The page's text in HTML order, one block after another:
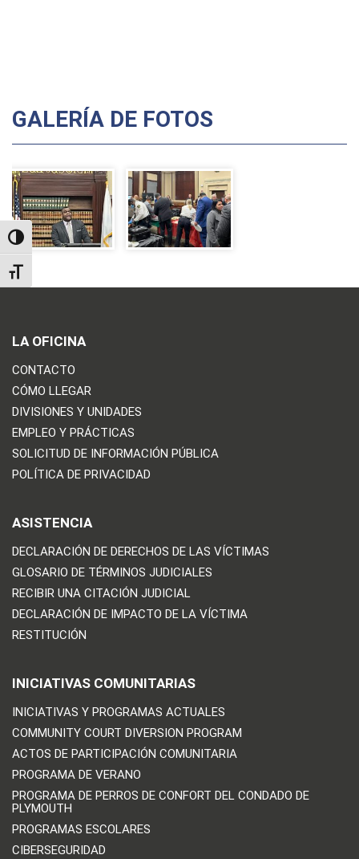
TOGGLE HIGH CONTRAST
TOGGLE FONT SIZE
GALERÍA DE FOTOS
LA OFICINA
CONTACTO
CÓMO LLEGAR
DIVISIONES Y UNIDADES
EMPLEO Y PRÁCTICAS
SOLICITUD DE INFORMACIÓN PÚBLICA
POLÍTICA DE PRIVACIDAD
ASISTENCIA
DECLARACIÓN DE DERECHOS DE LAS VÍCTIMAS
GLOSARIO DE TÉRMINOS JUDICIALES
RECIBIR UNA CITACIÓN JUDICIAL
DECLARACIÓN DE IMPACTO DE LA VÍCTIMA
RESTITUCIÓN
INICIATIVAS COMUNITARIAS
INICIATIVAS Y PROGRAMAS ACTUALES
COMMUNITY COURT DIVERSION PROGRAM
ACTOS DE PARTICIPACIÓN COMUNITARIA
PROGRAMA DE VERANO
PROGRAMA DE PERROS DE CONFORT DEL CONDADO DE
PLYMOUTH
PROGRAMAS ESCOLARES
CIBERSEGURIDAD